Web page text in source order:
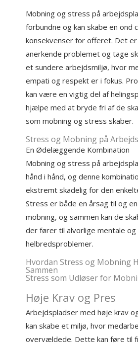
Mobning og stress på
forbundne og kan skabe en ond
konsekvenser for offeret. Det
anerkende problemet og tage
et sundere arbejdsmiljø, hvor
empati og respekt er i fokus.
kan være en vigtig del af
hjælpe med at bryde fri af de
som mobning og stress skaber.
Stress og Mobning på
En Ødelæggende Kombination
Mobning og stress på
hånd i hånd, og denne
ekstremt skadelig for den
Stress er både en årsag til og
mobning, og sammen kan de
der fører til alvorlige mentale og
helbredsproblemer.
Hvordan Stress og Mobning
Sammen
Stress som Udløser for
Høje Krav og Pres
Arbejdspladser med høje krav
kan skabe et miljø, hvor
overvældede. Dette kan føre til